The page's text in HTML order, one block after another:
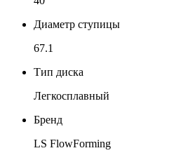
Диаметр ступицы
67.1
Тип диска
Легкосплавный
Бренд
LS FlowForming